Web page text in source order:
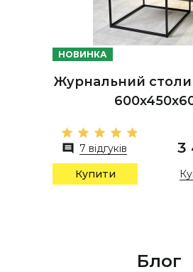
НОВИНКА
Журнальний
7 відгуків 3
Купити
Блог